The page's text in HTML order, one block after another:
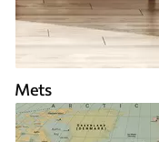
Mets